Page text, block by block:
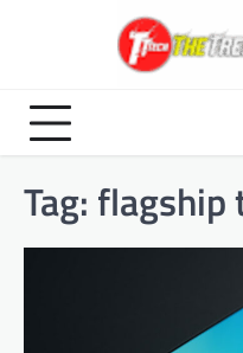
Tag: flagship